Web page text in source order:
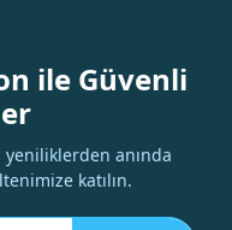
ile Güvenli
anında
katılın.